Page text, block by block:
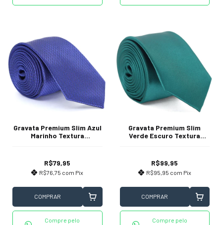
Gravata Premium Slim Azul
Marinho Textura
R$79,95
R$76,75 com Pix
COMPRAR
Compre pelo
Gravata Premium Slim
Verde Escuro Textura
R$99,95
R$95,95 com Pix
COMPRAR
Compre pelo